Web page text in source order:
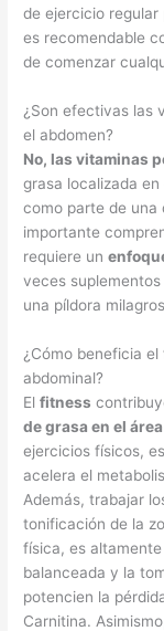
de ejercicio regular
es recomendable
de comenzar
¿Son efectivas las
el abdomen?
No, las vitaminas
grasa localizada
como parte de una
importante
requiere un
veces
una píldora
¿Cómo beneficia
abdominal?
Elfitness
de grasa en el
ejercicios físicos,
acelera el
Además, trabajar
tonificación de la
física, es
balanceada y la
potencien la
Carnitina.